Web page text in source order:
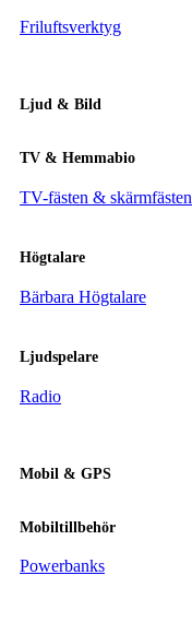
Friluftsverktyg
Ljud & Bild
TV & Hemmabio
TV-fästen & skärmfästen
Högtalare
Bärbara Högtalare
Ljudspelare
Radio
Mobil & GPS
Mobiltillbehör
Powerbanks